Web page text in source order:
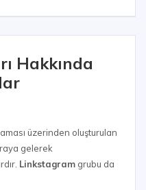
Hakkında
üzerinden oluşturulan
gelerek
Linkstagram grubu da